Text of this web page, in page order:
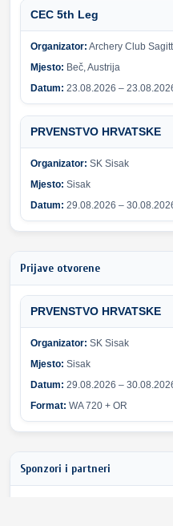
CEC 5th Leg
Organizator: Archery Club
Mjesto: Beč, Austrija
Datum: 23.08.2026 –
PRVENSTVO HRVATSKE
Organizator: SK Sisak
Mjesto: Sisak
Datum: 29.08.2026 –
Prijave otvorene
PRVENSTVO HRVATSKE
Organizator: SK Sisak
Mjesto: Sisak
Datum: 29.08.2026 –
Format: WA 720 + OR
Sponzori i partneri